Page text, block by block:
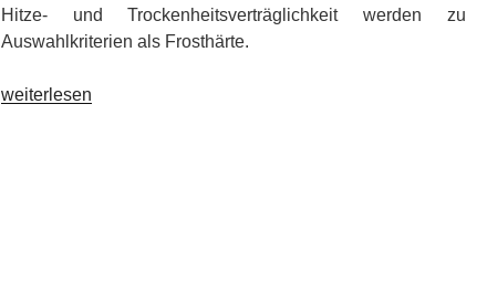
Hitze- und Trockenheitsverträglichkeit werden zu
Auswahlkriterien als Frosthärte.
„Der
weiterlesen